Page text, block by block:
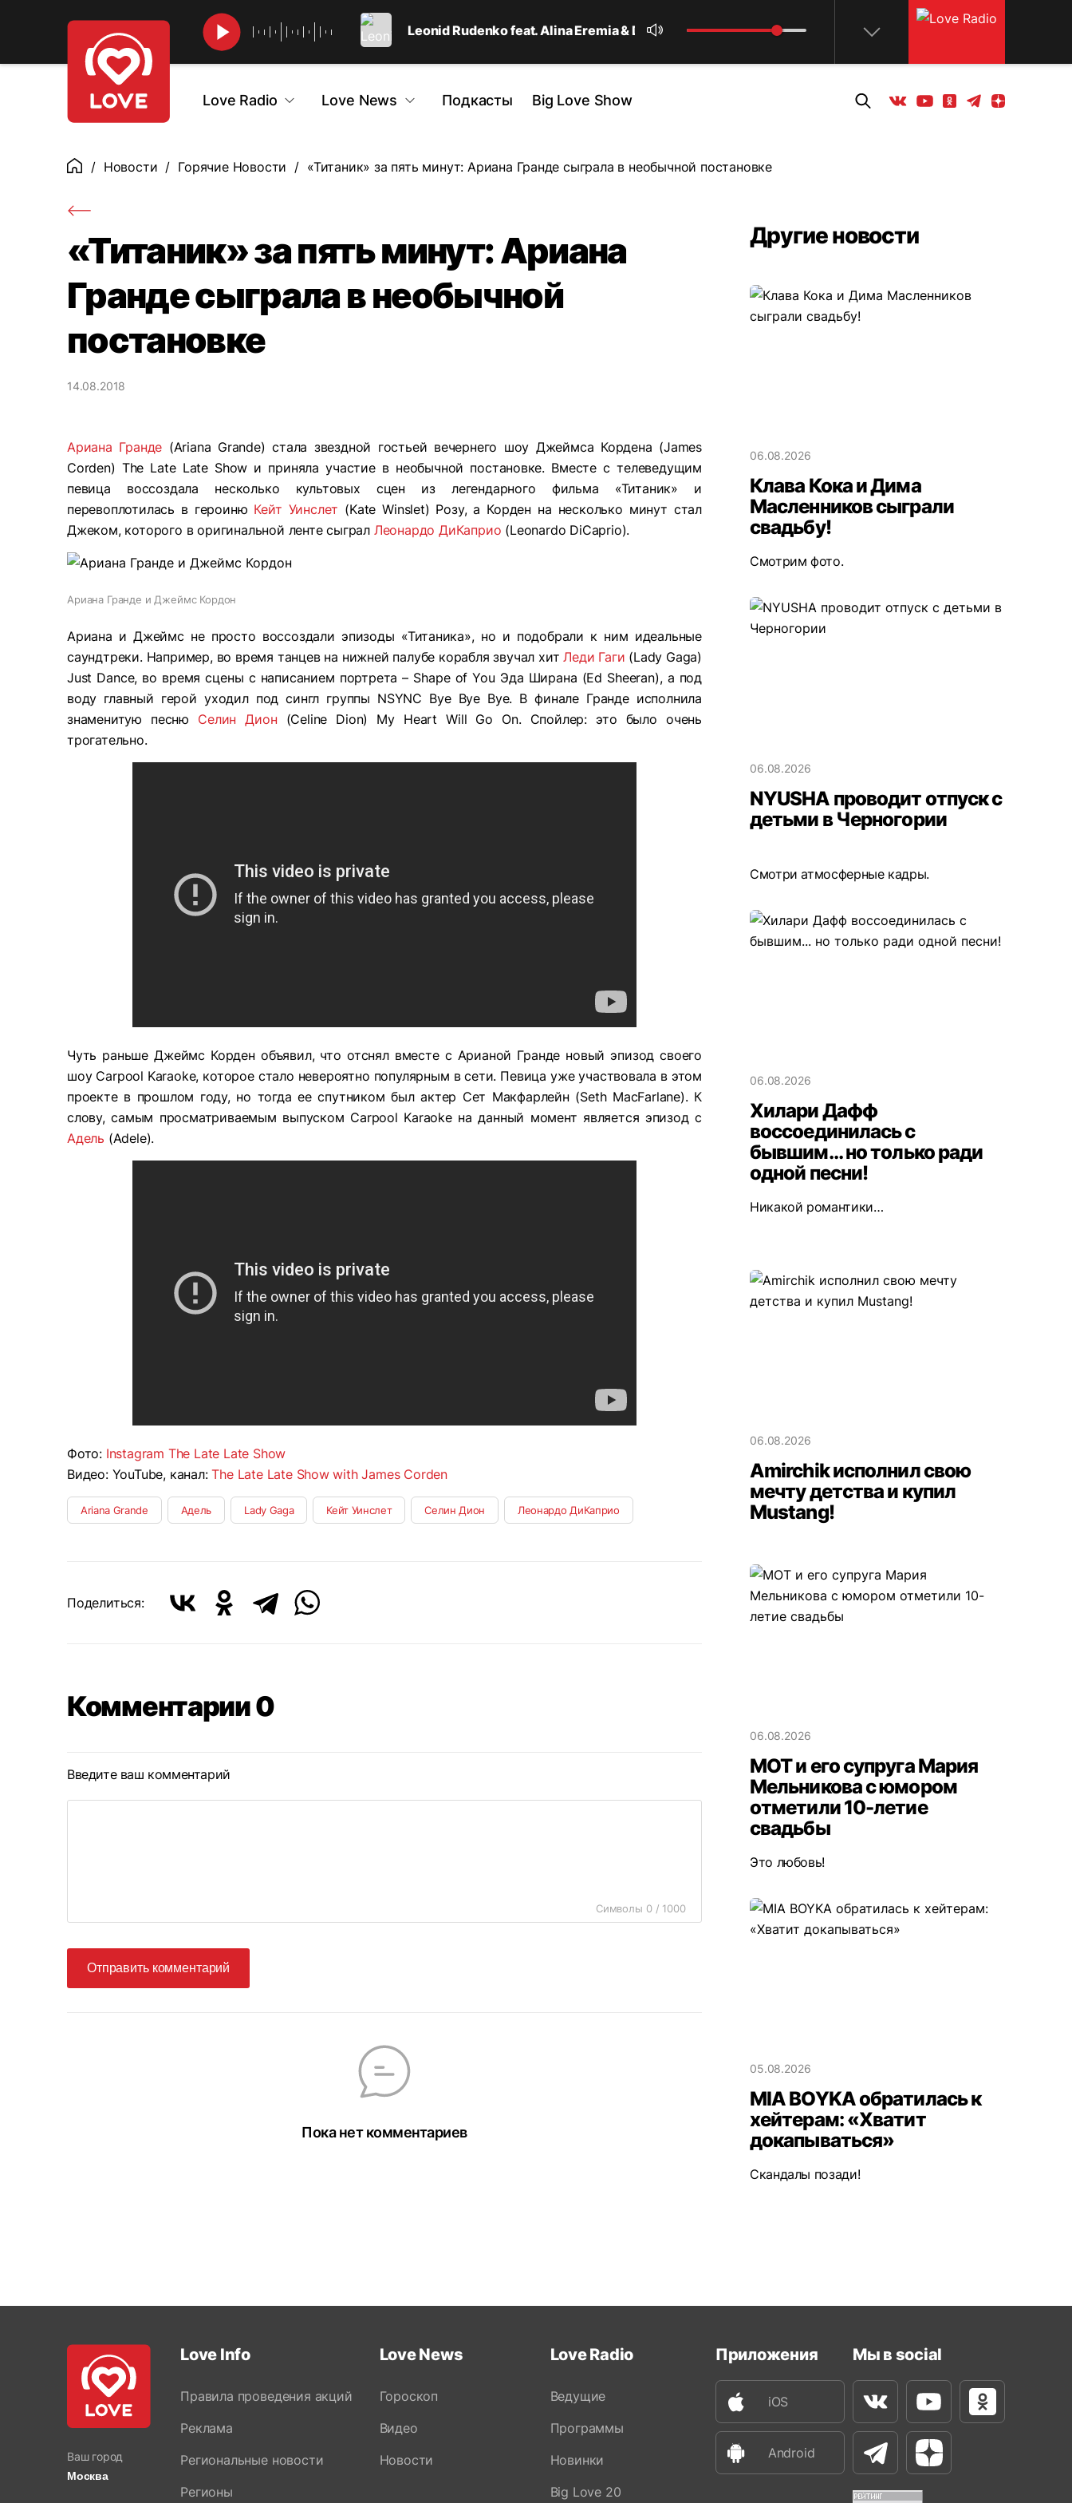
Leonid Rudenko feat. Alina Eremia & Dominique Young Unique Love & Lover
Love Radio Love News Подкасты Big Love Show Вконтакте
YoutubeОдноклассники
ТелеграмЯндекс дзен
ГлавнаяНовости Горячие Новости «Титаник» за пять минут: Ариана Гранде сыграла в необычной постановке
«Титаник» за пять минут: Ариана
Гранде сыграла в необычной
постановке
14.08.2018
Ариана Гранде (Ariana Grande) стала звездной гостьей вечернего шоу Джеймса Кордена (James
Corden) The Late Late Show и приняла участие в необычной постановке. Вместе с телеведущим
певица воссоздала несколько культовых сцен из легендарного фильма «Титаник» и
перевоплотилась в героиню Кейт Уинслет (Kate Winslet) Розу, а Корден на несколько минут стал
Джеком, которого в оригинальной ленте сыграл Леонардо ДиКаприо (Leonardo DiCaprio).
Ариана Гранде и Джеймс Кордон
Ариана и Джеймс не просто воссоздали эпизоды «Титаника», но и подобрали к ним идеальные
саундтреки. Например, во время танцев на нижней палубе корабля звучал хитЛеди Гаги (Lady Gaga)
Just Dance, во время сцены с написанием портрета – Shape of You Эда Ширана (Ed Sheeran), а под
воду главный герой уходил под сингл группы NSYNC Bye Bye Bye. В финале Гранде исполнила
знаменитую песню Селин Дион (Celine Dion) My Heart Will Go On. Спойлер: это было очень
трогательно.
Чуть раньше Джеймс Корден объявил, что отснял вместе с Арианой Гранде новый эпизод своего
шоу Carpool Karaoke, которое стало невероятно популярным в сети. Певица уже участвовала в этом
проекте в прошлом году, но тогда ее спутником был актер Сет Макфарлейн (Seth MacFarlane). К
слову, самым просматриваемым выпуском Carpool Karaoke на данный момент является эпизод с
Адель (Adele).
Фото: Instagram The Late Late Show
Видео: YouTube, канал:The Late Late Show with James Corden
Ariana Grande Адель Lady Gaga Кейт Уинслет Селин Дион Леонардо ДиКаприо
Поделиться:
Комментарии 0
Введите ваш комментарий
Символы 0 / 1000
Отправить комментарий
Пока нет комментариев
Другие новости
06.08.2026
Клава Кока и Дима
Масленников сыграли
свадьбу!
Смотрим фото.
06.08.2026
NYUSHA проводит отпуск с
детьми в Черногории
Смотри атмосферные кадры.
06.08.2026
Хилари Дафф
воссоединилась с
бывшим... но только ради
одной песни!
Никакой романтики…
06.08.2026
Amirchik исполнил свою
мечту детства и купил
Mustang!
06.08.2026
МОТ и его супруга Мария
Мельникова с юмором
отметили 10-летие
свадьбы
Это любовь!
05.08.2026
MIA BOYKA обратилась к
хейтерам: «Хватит
докапываться»
Скандалы позади!
Ваш город
Москва
Love Info
Правила проведения акций
Реклама
Региональные новости
Регионы
Love News
Гороскоп
Видео
Новости
Love Radio
Ведущие
Программы
Новинки
Big Love 20
Приложения
iOS
Android
Мы в social
ВконтактеYoutube
ТелеграмЯндекс Дзен